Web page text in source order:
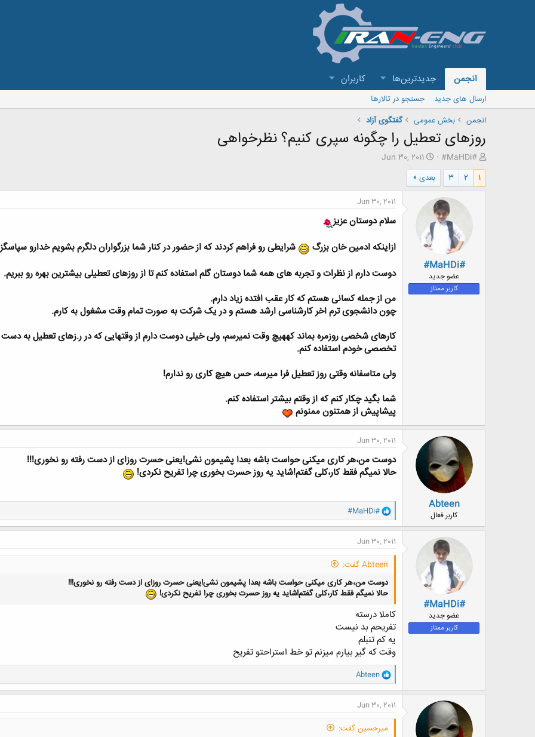
انجمن جدیدترین‌ها کاربران
ارسال های جدید
جستجو در تالارها
انجمن
بخش عمومی گفتگوی آزاد
روزهای تعطیل را چگونه سپری کنیم؟ نظرخواهی
ش
ر
ع
و
ع
#MaHDi#
ت
ا
ر
ی
ش
و
ع
Jun 30, 2011
1
2
3 بعدی
#MaHDi#
عضو جدید
کاربر ممتاز
Jun 30, 2011
سلام دوستان عزیز
ازاینکه ادمین خان بزرگ
شرایطی رو فراهم کردند که از حضور در کنار شما بزرگواران دلگرم بشویم خدارو
دوست دارم از نظرات و تجربه های همه شما دوستان گلم استفاده کنم تا از روزهای تعطیلی بیشترین بهره رو ببریم.
من از جمله کسانی هستم که کار عقب افتده زیاد دارم.
چون دانشجوی ترم اخر کارشناسی ارشد هستم و در یک شرکت به صورت تمام وقت مشغول به کارم.
کارهای شخصی روزمره بماند کههیچ وقت نمیرسم، ولی خیلی دوست دارم از وقتهایی که در ر.زهای تعطیل به دست
تخصصی خودم استفاده کنم.
ولی متاسفانه وقتی روز تعطیل فرا میرسه، حس هیچ کاری رو ندارم!
شما بگید چکار کنم که از وقتم بیشتر استفاده کنم.
پیشاپیش از همتنون ممنونم
Abteen
کاربر فعال
Jun 30, 2011
دوست من،هر کاری میکنی حواست باشه بعدا پشیمون نشی!یعنی حسرت روزای از دست رفته رو نخوری!!!
حالا نمیگم فقط کار،کلی گفتم!شاید یه روز حسرت بخوری چرا تفریح نکردی!
و
ا
ک
ن
ش
ا
#MaHDi#
#MaHDi#
عضو جدید
کاربر ممتاز
Jun 30, 2011
Abteen گفت:
دوست من،هر کاری میکنی حواست باشه بعدا پشیمون نشی!یعنی حسرت روزای از دست رفته رو نخوری!!!
حالا نمیگم فقط کار،کلی گفتم!شاید یه روز حسرت بخوری چرا تفریح نکردی!
کاملا درسته
تفریحم بد نیست
یه کم تنبلم
وقت که گیر بیارم میزنم تو خط استراحتو تفریح
و
ا
ک
ن
ش
ا
Abteen
Jun 30, 2011
میرحسین گفت: